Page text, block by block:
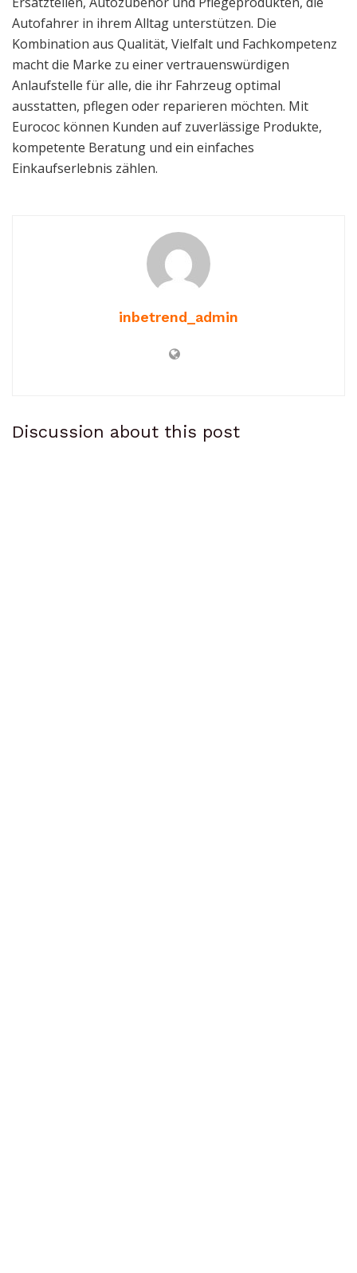
Autofahrer in ihrem Alltag unterstützen. Die
Kombination aus Qualität, Vielfalt und Fachkompetenz
macht die Marke zu einer vertrauenswürdigen
Anlaufstelle für alle, die ihr Fahrzeug optimal
ausstatten, pflegen oder reparieren möchten. Mit
Eurococ können Kunden auf zuverlässige Produkte,
kompetente Beratung und ein einfaches
Einkaufserlebnis zählen.
inbetrend_admin
Discussion about this post